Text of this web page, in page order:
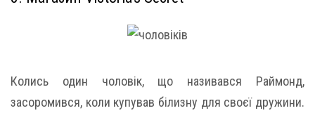
Колись один чоловік, що називався Раймонд,
засоромився, коли купував білизну для своєї дружини.